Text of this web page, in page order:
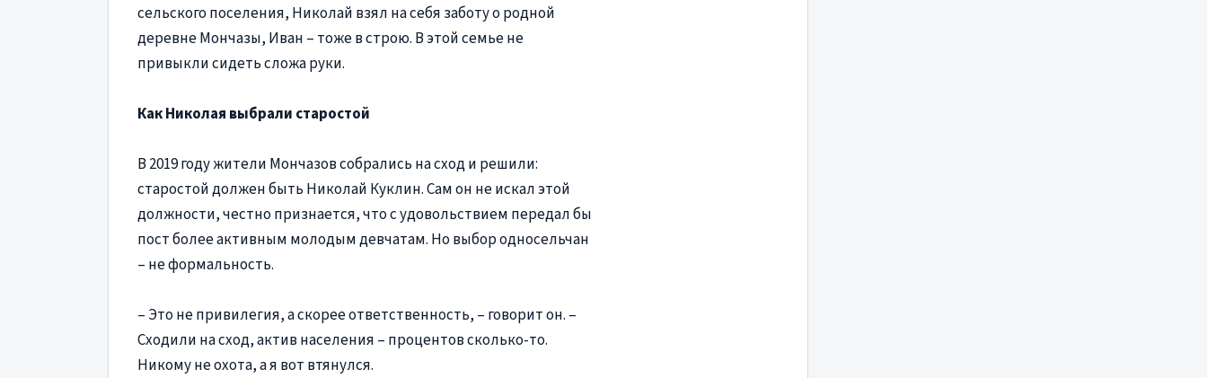
сельского поселения, Николай взял на себя заботу о родной
деревне Мончазы, Иван – тоже в строю. В этой семье не
привыкли сидеть сложа руки.
Как Николая выбрали старостой
В 2019 году жители Мончазов собрались на сход и решили:
старостой должен быть Николай Куклин. Сам он не искал этой
должности, честно признается, что с удовольствием передал бы
пост более активным молодым девчатам. Но выбор односельчан
– не формальность.
– Это не привилегия, а скорее ответственность, – говорит он. –
Сходили на сход, актив населения – процентов сколько-то.
Никому не охота, а я вот втянулся.